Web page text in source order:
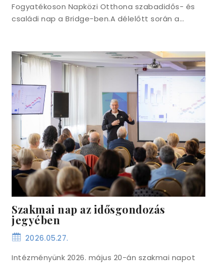
Fogyatékoson Napközi Otthona szabadidős- és
családi nap a Bridge-ben.A délelőtt során a…
Szakmai nap az idősgondozás
jegyében
2026.05.27.
Intézményünk 2026. május 20-án szakmai napot